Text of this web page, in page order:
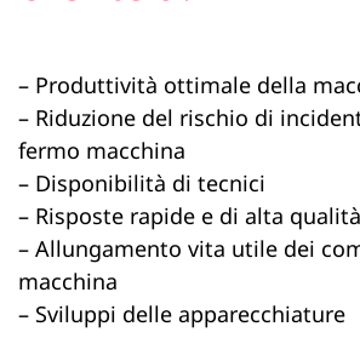
– Produttività ottimale della
– Riduzione del rischio di
fermo macchina
– Disponibilità di tecnici
– Risposte rapide e di alta qualità
– Allungamento vita utile dei
macchina
– Sviluppi delle apparecchiature